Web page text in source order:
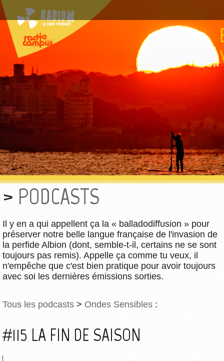
PODCASTS
Il y en a qui appellent ça la « balladodiffusion » pour
préserver notre belle langue française de l'invasion de
la perfide Albion (dont, semble-t-il, certains ne se sont
toujours pas remis). Appelle ça comme tu veux, il
n'empêche que c'est bien pratique pour avoir toujours
avec soi les dernières émissions sorties.
Tous les podcasts > Ondes Sensibles :
#115 LA FIN DE SAISON